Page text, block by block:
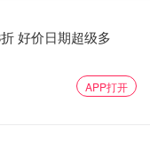
蹦出来：
好价日期超级多
APP打开